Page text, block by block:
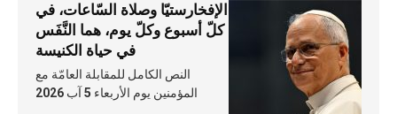
الإفخارستيّا وصلاة السّاعات، في
كلّ أسبوع وكلّ يوم، هما النَّفَس
في حياة الكنيسة
النص الكامل للمقابلة العامّة مع
المؤمنين يوم الأربعاء 5 آب 2026